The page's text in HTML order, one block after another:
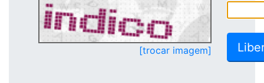
[trocar imagem]